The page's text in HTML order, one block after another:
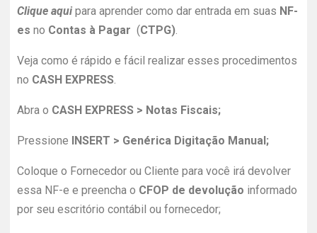
Clique aqui para aprender como dar entrada em suas NF-
es no Contas à Pagar (CTPG).
Veja como é rápido e fácil realizar esses procedimentos
no CASH EXPRESS.
Abra o CASH EXPRESS > Notas Fiscais;
Pressione INSERT > Genérica Digitação Manual;
Coloque o Fornecedor ou Cliente para você irá devolver
essa NF-e e preencha o CFOP de devolução informado
por seu escritório contábil ou fornecedor;